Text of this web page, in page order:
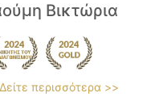
Βικτώρια
Δείτε περισσότερα >>